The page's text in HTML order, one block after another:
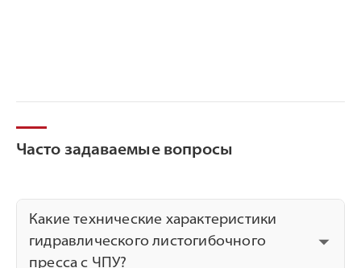
Часто задаваемые вопросы
Какие технические характеристики
гидравлического листогибочного
пресса с ЧПУ?